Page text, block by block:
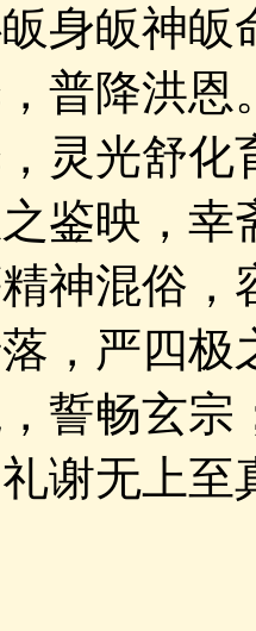
身皈神
普降洪
灵光舒
鉴映，
神混俗
，严四
誓畅玄
谢无上至